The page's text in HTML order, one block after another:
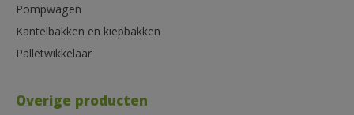
Pompwagen
Kantelbakken en kiepbakken
Palletwikkelaar
Overige producten